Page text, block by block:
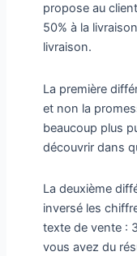
propose au
50% à la
livraison.
La première
et non la
beaucoup plus
découvrir dans
La deuxième
inversé les
texte de vente :
vous avez du